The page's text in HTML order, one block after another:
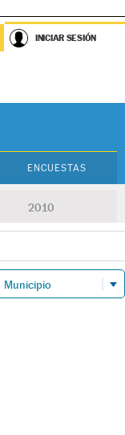
INICIAR SESIÓN
ENCUESTAS
2010